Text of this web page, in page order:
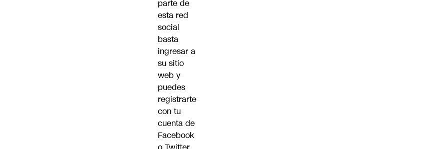
parte de
esta red
social
basta
ingresar a
su sitio
web y
puedes
registrarte
con tu
cuenta de
Facebook